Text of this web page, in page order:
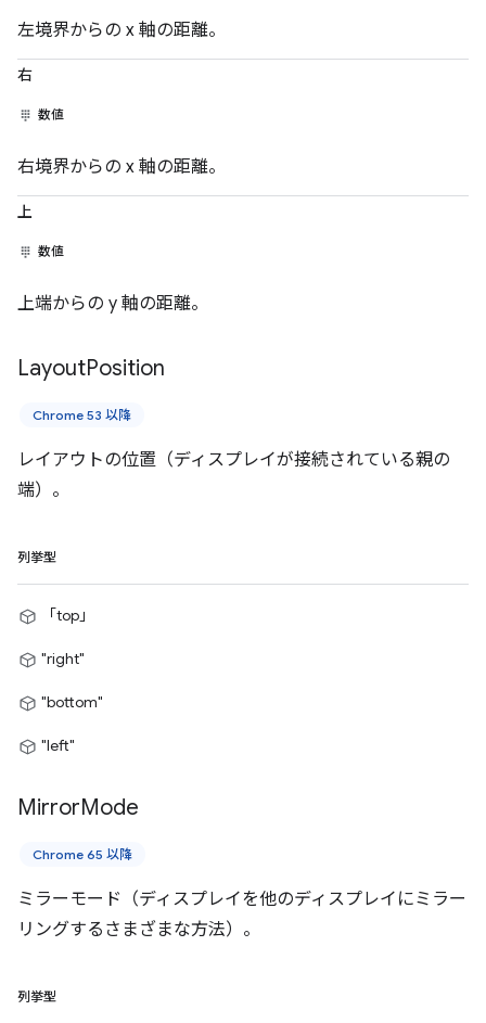
左境界からの x 軸の距離。
右
数値
右境界からの x 軸の距離。
上
数値
上端からの y 軸の距離。
LayoutPosition
Chrome 53 以降
レイアウトの位置（ディスプレイが接続されている親の
端）。
列挙型
「top」
"right"
"bottom"
"left"
MirrorMode
Chrome 65 以降
ミラーモード（ディスプレイを他のディスプレイにミラー
リングするさまざまな方法）。
列挙型